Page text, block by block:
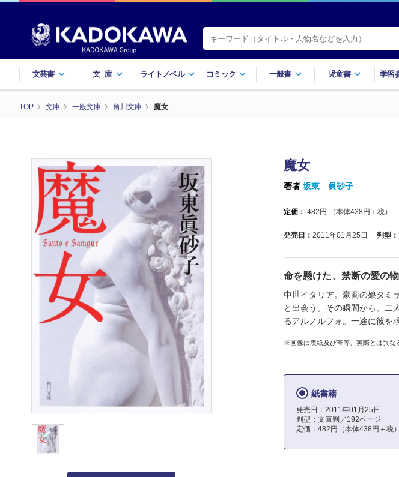
文芸書 文庫 ライトノベル コミック 一般書 児童書 学習
TOP 文庫 一般文庫 角川文庫 魔女
魔女
著者坂東 眞砂子
定価： 482 円 （本体438円＋税）
発売日： 2011年01月25日 判型：
命を懸けた、禁断の愛の物
中世イタリア。豪商の娘タミ
と出会う。その瞬間から、二
るアルノルフォ。一途に彼を
※画像は表紙及び帯等、実際とは異な
紙書籍
発売日：2011年01月25日
判型：文庫判／192ページ
定価：482円（本体438円＋税）